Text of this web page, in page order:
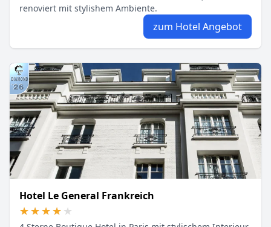
renoviert mit stylishem Ambiente.
zum Hotel Angebot
Hotel Le General Frankreich
★★★★★
★★★★★